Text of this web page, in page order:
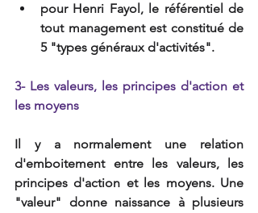
pour Henri Fayol, le référentiel de
tout management est constitué de
5 "types généraux d'activités".
3- Les valeurs, les principes d'action et
les moyens
Il y a normalement une relation
d'emboitement entre les valeurs, les
principes d'action et les moyens. Une
"valeur" donne naissance à plusieurs